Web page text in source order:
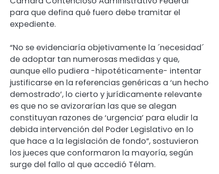
para que defina qué fuero debe tramitar el
expediente.
“No se evidenciaría objetivamente la ´necesidad´
de adoptar tan numerosas medidas y que,
aunque ello pudiera -hipotéticamente- intentar
justificarse en la referencias genéricas a ‘un hecho
demostrado’, lo cierto y jurídicamente relevante
es que no se avizorarían las que se alegan
constituyan razones de ‘urgencia’ para eludir la
debida intervención del Poder Legislativo en lo
que hace a la legislación de fondo”, sostuvieron
los jueces que conformaron la mayoría, según
surge del fallo al que accedió Télam.